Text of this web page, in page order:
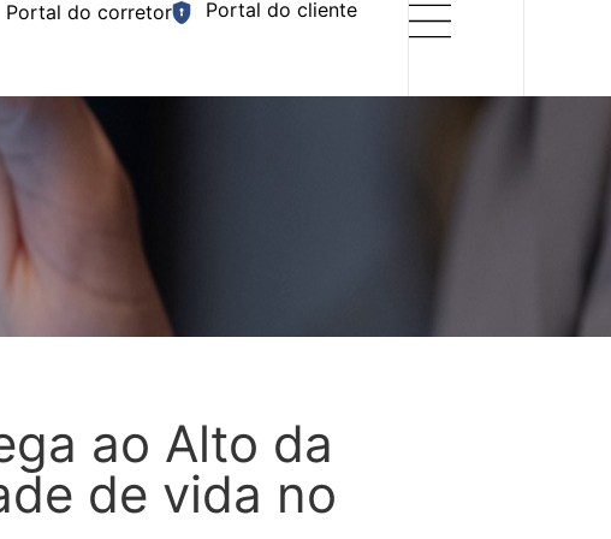
Portal do corretor Portal do cliente
ao Alto da
de vida no